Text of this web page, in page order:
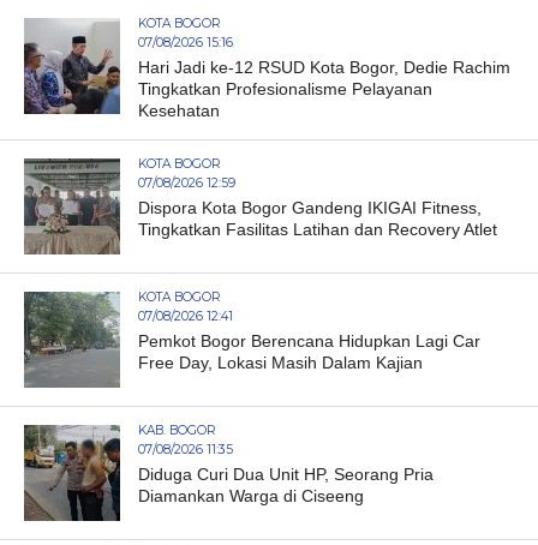
KOTA BOGOR
07/08/2026 15:16
Hari Jadi ke-12 RSUD Kota Bogor, Dedie Rachim
Tingkatkan Profesionalisme Pelayanan
Kesehatan
KOTA BOGOR
07/08/2026 12:59
Dispora Kota Bogor Gandeng IKIGAI Fitness,
Tingkatkan Fasilitas Latihan dan Recovery Atlet
KOTA BOGOR
07/08/2026 12:41
Pemkot Bogor Berencana Hidupkan Lagi Car
Free Day, Lokasi Masih Dalam Kajian
KAB. BOGOR
07/08/2026 11:35
Diduga Curi Dua Unit HP, Seorang Pria
Diamankan Warga di Ciseeng